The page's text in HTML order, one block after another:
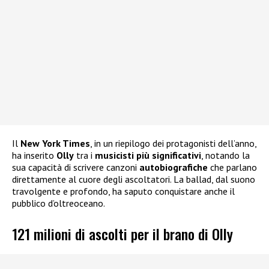
Il New York Times, in un riepilogo dei protagonisti dell’anno,
ha inserito Olly tra i musicisti più significativi, notando la
sua capacità di scrivere canzoni autobiografiche che parlano
direttamente al cuore degli ascoltatori. La ballad, dal suono
travolgente e profondo, ha saputo conquistare anche il
pubblico d’oltreoceano.
121 milioni di ascolti per il brano di Olly